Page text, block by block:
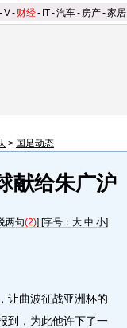
-V- 财经- IT-汽车- 房产-家居
> 国足动态
献给朱广沪
两句(2)] [字号： 大 中 小]
曲波征战亚洲杯的
到，为此他许下了一